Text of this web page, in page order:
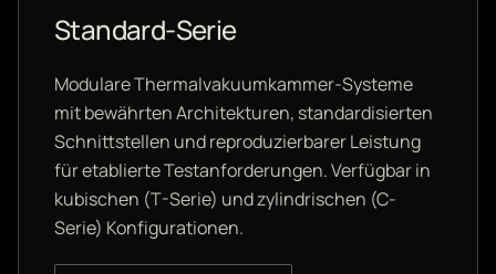
Standard-Serie
Modulare Thermalvakuumkammer-Systeme
mit bewährten Architekturen, standardisierten
Schnittstellen und reproduzierbarer Leistung
für etablierte Testanforderungen. Verfügbar in
kubischen (T-Serie) und zylindrischen (C-
Serie) Konfigurationen.